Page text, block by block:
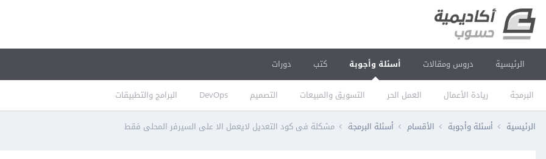
الرئيسية دروس ومقالات أسئلة وأجوبة
البرمجة ريادة الأعمال العمل الحر التسويق والمبيعات التصميم DevOps البرامج والتطبيقات
كتب دورات
الرئيسية أسئلة وأجوبة الأقسام أسئلة البرمجة مشكلة فى كود التعديل لايعمل الا على السيرفر المحلى فقط